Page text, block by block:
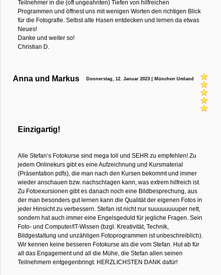
Teilnehmer in die (oft ungeahnten) Tiefen von hilfreichen
Programmen und öffnest uns mit wenigen Worten den richtigen Blick
für die Fotografie. Selbst alte Hasen entdecken und lernen da etwas
Neues!
Danke und weiter so!
Christian D.
Anna und Markus Donnerstag, 12. Januar 2023 | München Umland
Einzigartig!
Alle Stefan‘s Fotokurse sind mega toll und SEHR zu empfehlen! Zu
jedem Onlinekurs gibt es eine Aufzeichnung und Kursmaterial
(Präsentation pdfs), die man nach den Kursen bekommt und immer
wieder anschauen bzw. nachschlagen kann, was extrem hilfreich ist.
Zu Fotoexursionen gibt es danach noch eine Bildbesprechung, aus
der man besonders gut lernen kann die Qualität der eigenen Fotos in
jeder Hinsicht zu verbessern. Stefan ist nicht nur suuuuuuuuper nett,
sondern hat auch immer eine Engelsgeduld für jegliche Fragen. Sein
Foto- und Computer/IT-Wissen (bzgl. Kreativität, Technik,
Bildgestaltung und unzähligen Fotoprogrammen ist unbeschreiblich).
Wir kennen keine besseren Fotokurse als die vom Stefan. Hut ab für
all das Engagement und all die Mühe, die Stefan allen seinen
Teilnehmern entgegenbringt. HERZLICHSTEN DANK dafür!